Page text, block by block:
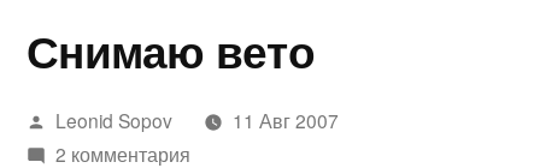
Снимаю вето
Написано
автором
Leonid Sopov
11 Авг 2007
2 комментария